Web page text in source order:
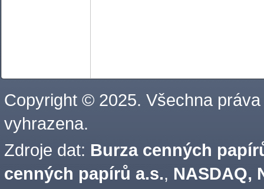
Copyright © 2025. Všechna práva
vyhrazena.
Zdroje dat: Burza cenných
cenných papírů a.s., NASDAQ,